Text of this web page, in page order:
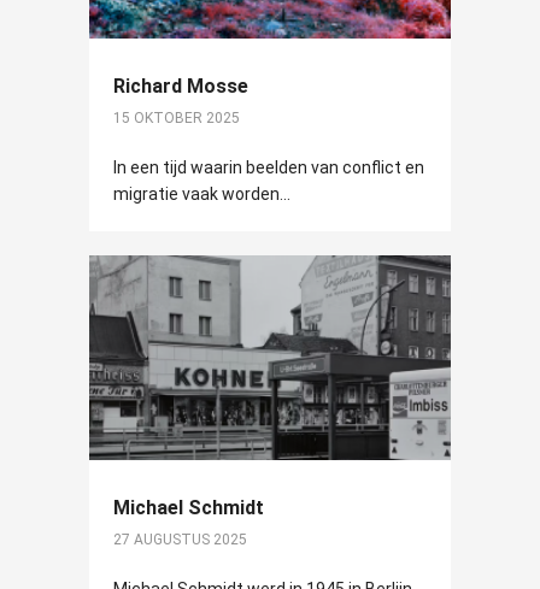
Richard Mosse
15 OKTOBER 2025
In een tijd waarin beelden van conflict en
migratie vaak worden...
Michael Schmidt
27 AUGUSTUS 2025